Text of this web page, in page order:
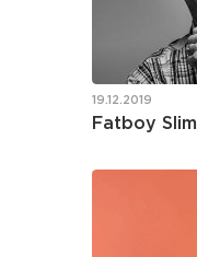
19.12.2019
Fatboy Slim